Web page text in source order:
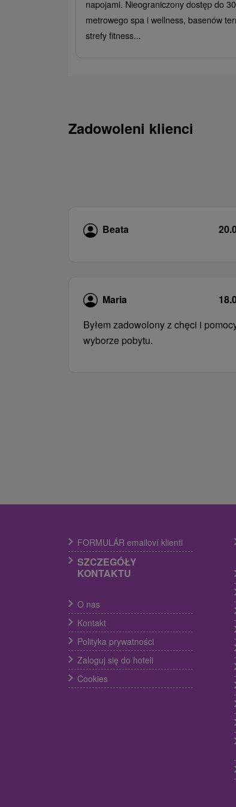
napojami. Nieograniczony dostęp do
metrowego spa i wellness, basenów
strefy fitness...
Zadowoleni klienci
Beata
Maria
Byłem zadowolony z chęci i
wyborze pobytu.
FORMULÁR emailoví klienti
SZCZEGÓŁY
KONTAKTU
O nas
Kontakt
Polityka prywatności
Zaloguj się do hoteli
Cookies